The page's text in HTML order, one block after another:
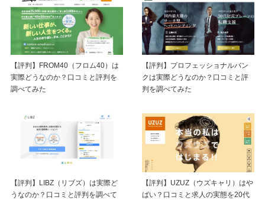
【評判】FROM40（フロム40）は
実際どうなのか？口コミと評判を
調べてみた
【評判】プロフェッショナルバン
クは実際どうなのか？口コミと評
判を調べてみた
【評判】LIBZ（リブズ）は実際ど
うなのか？口コミと評判を調べて
【評判】UZUZ（ウズキャリ）はや
ばい？口コミと求人の実態を20代